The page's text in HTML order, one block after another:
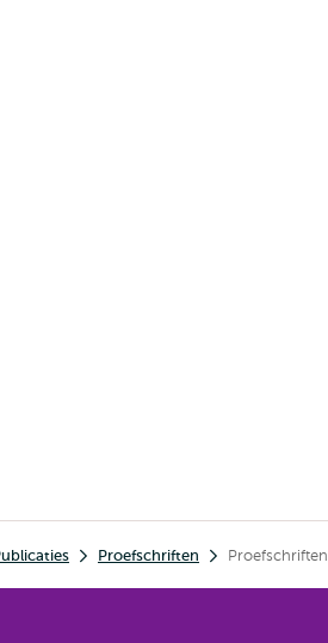
Policy & Management
Proefschriften